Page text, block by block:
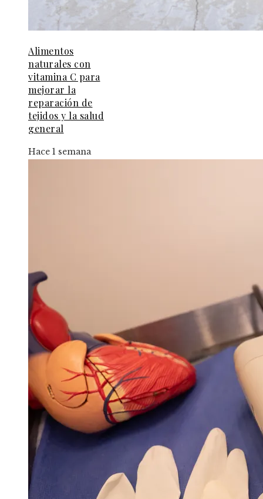
Alimentos
naturales con
vitamina C para
mejorar la
reparación de
tejidos y la salud
general
Hace 1 semana